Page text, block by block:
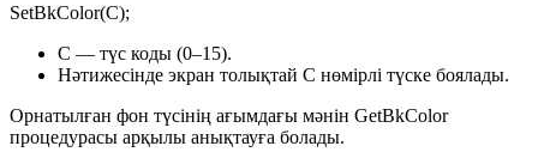
SetBkColor(C);
C — түс коды (0–15).
Нәтижесінде экран толықтай C нөмірлі түске боялады.
Орнатылған фон түсінің ағымдағы мәнін GetBkColor
процедурасы арқылы анықтауға болады.